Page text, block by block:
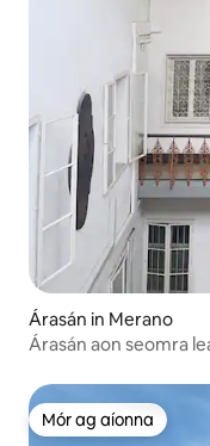
Árasán in Merano
Árasán aon seomra
Mór ag aíonna
Mór ag aíonna